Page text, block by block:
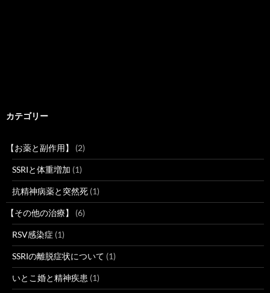
カテゴリー
【お薬と副作用】 (2)
SSRIと体重増加 (1)
抗精神病薬と突然死 (1)
【その他の治療】 (6)
RSV感染症 (1)
SSRIの離脱症状について (1)
いとこ婚と精神疾患 (1)